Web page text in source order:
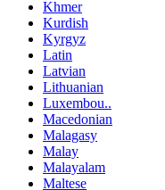
Khmer
Kurdish
Kyrgyz
Latin
Latvian
Lithuanian
Luxembou..
Macedonian
Malagasy
Malay
Malayalam
Maltese